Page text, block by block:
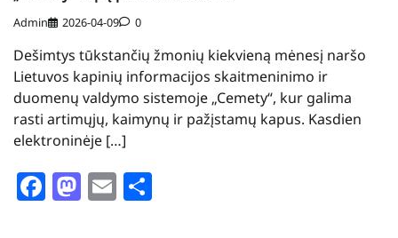
Admin 2026-04-09 0
Dešimtys tūkstančių žmonių kiekvieną mėnesį naršo
Lietuvos kapinių informacijos skaitmeninimo ir
duomenų valdymo sistemoje „Cemety“, kur galima
rasti artimųjų, kaimynų ir pažįstamų kapus. Kasdien
elektroninėje […]
Facebook
Mastodon
Email